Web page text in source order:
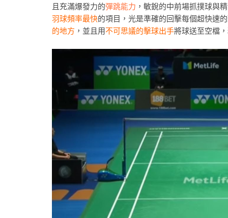
且充滿爆發力的彈跳能力 ，敏銳的中前場抓撲球與
羽球頻率最快的項目，光是準確的回擊每個超快速
的地方 ，並且用不可思議的擊球出手將球送至空檔